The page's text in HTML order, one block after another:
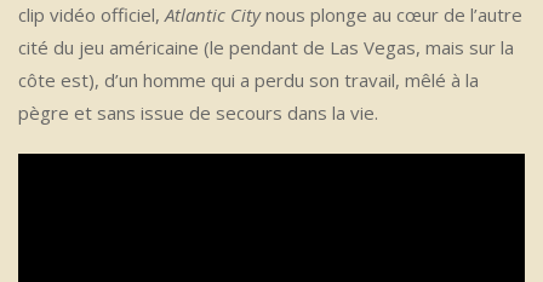
clip vidéo officiel, Atlantic Citynous plonge au cœur de l’autre
cité du jeu américaine (le pendant de Las Vegas, mais sur la
côte est), d’un homme qui a perdu son travail, mêlé à la
pègre et sans issue de secours dans la vie.